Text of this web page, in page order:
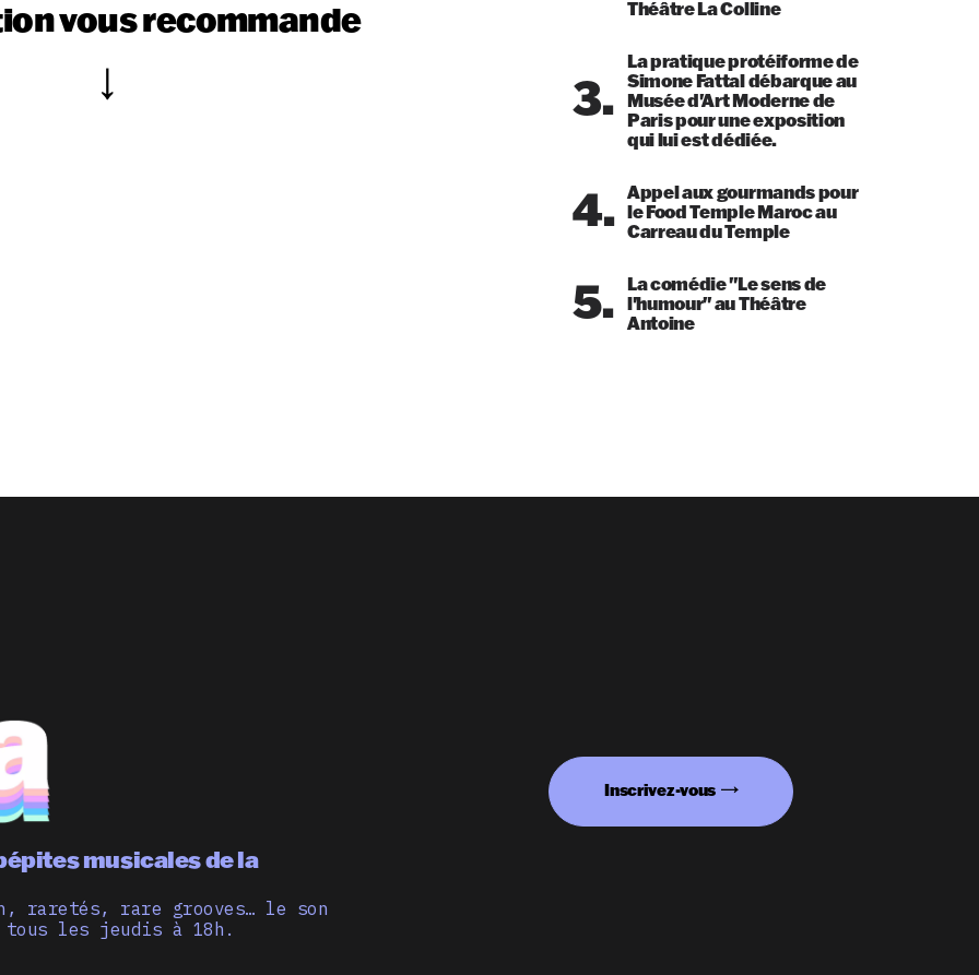
vous recommande
Théâtre La Colline
3.
La pratique protéiforme de
Simone Fattal débarque au
Musée d'Art Moderne de
Paris pour une exposition
qui lui est dédiée.
4. Appel aux gourmands pour
le Food Temple Maroc au
Carreau du Temple
5. La comédie "Le sens de
l'humour" au Théâtre
Antoine
musicales de la
raretés, rare grooves… le son
tous les jeudis à 18h.
Inscrivez-vous